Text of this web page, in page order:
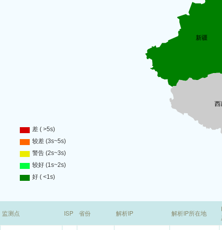
监测点 ISP 省份 解析IP 解析IP所在地